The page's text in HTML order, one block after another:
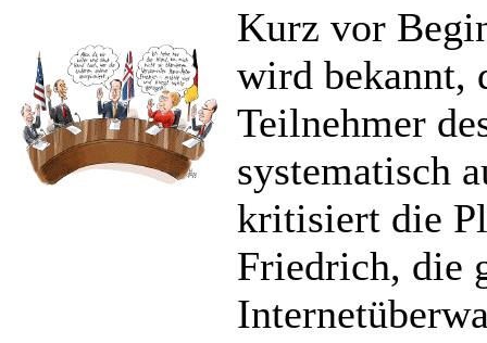
Kurz vor
wird bekannt,
Teilnehmer
systematisch
kritisiert die
Friedrich, die